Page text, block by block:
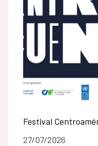
Festival
27/07/2026